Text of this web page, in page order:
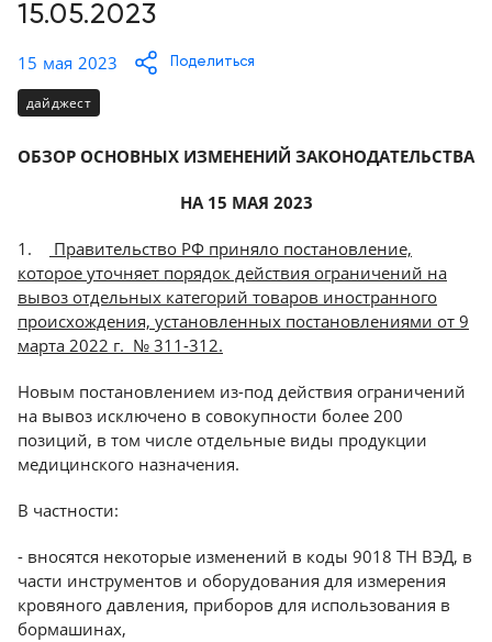
Trade-
Доставка
и
Отзывы
о
товарах
Контакты
(800)
500-
90-
15.05.2023
15 мая 2023 Поделиться
дайджест
ОБЗОР ОСНОВНЫХ ИЗМЕНЕНИЙ ЗАКОНОДАТЕЛЬСТВА
НА 15 МАЯ 2023
1.
Правительство РФ приняло постановление,
которое уточняет порядок действия ограничений на
вывоз отдельных категорий товаров иностранного
происхождения, установленных постановлениями от 9
марта 2022 г. № 311-312.
Новым постановлением из-под действия ограничений
на вывоз исключено в совокупности более 200
позиций, в том числе отдельные виды продукции
медицинского назначения.
В частности:
- вносятся некоторые изменений в коды 9018 ТН ВЭД, в
части инструментов и оборудования для измерения
кровяного давления, приборов для использования в
бормашинах,